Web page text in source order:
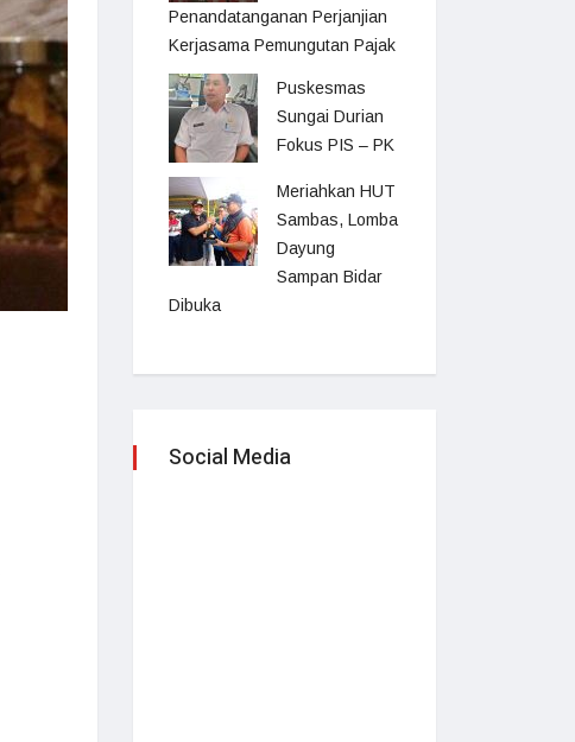
Penandatanganan Perjanjian
Kerjasama Pemungutan Pajak
Puskesmas
Sungai Durian
Fokus PIS – PK
Meriahkan HUT
Sambas, Lomba
Dayung
Sampan Bidar
Dibuka
Social Media